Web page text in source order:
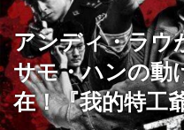
アンディ・ラウ
サモ・ハンの動
在！『我的特工